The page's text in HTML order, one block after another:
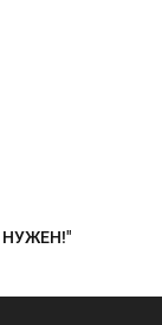
НУЖЕН!"